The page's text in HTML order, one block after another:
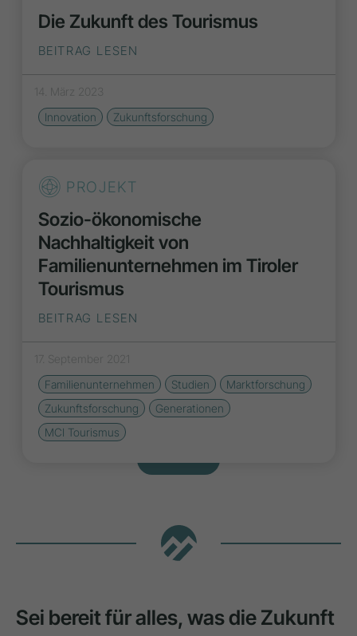
Die Zukunft des Tourismus
BEITRAG LESEN
14. März 2023
Innovation
Zukunftsforschung
PROJEKT
Sozio-ökonomische
Nachhaltigkeit von
Familienunternehmen im Tiroler
Tourismus
BEITRAG LESEN
17. September 2021
Familienunternehmen
Studien
Marktforschung
Zukunftsforschung
Generationen
MCI Tourismus
Sei bereit für alles, was die Zukunft